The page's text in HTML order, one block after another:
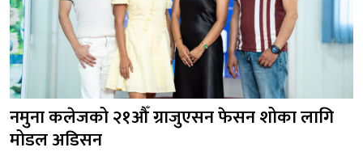
नमुना कलेजको २१औँ ग्राजुएसन फेसन शोका लागि
मोडल अडिसन